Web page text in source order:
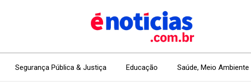
Segurança Pública & Justiça Educação Saúde, Meio